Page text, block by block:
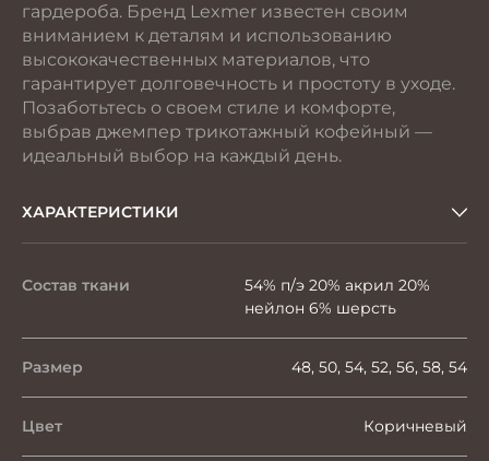
гардероба. Бренд Lexmer известен своим
вниманием к деталям и использованию
высококачественных материалов, что
гарантирует долговечность и простоту в уходе.
Позаботьтесь о своем стиле и комфорте,
выбрав джемпер трикотажный кофейный —
идеальный выбор на каждый день.
ХАРАКТЕРИСТИКИ
Состав ткани
54% п/э 20% акрил 20%
нейлон 6% шерсть
Размер 48, 50, 54, 52, 56, 58, 54
Цвет Коричневый